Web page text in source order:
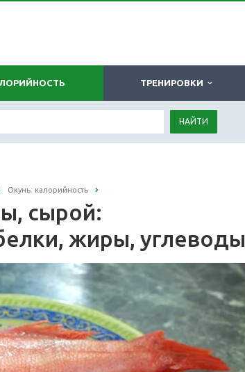
ТРЕНИРОВКИ
НАЙТИ
Окунь: калорийность
сырой:
жиры, углеводы